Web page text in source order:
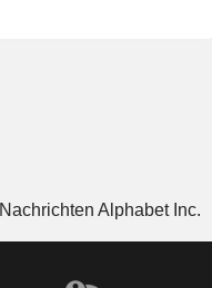
Nachrichten Alphabet Inc.